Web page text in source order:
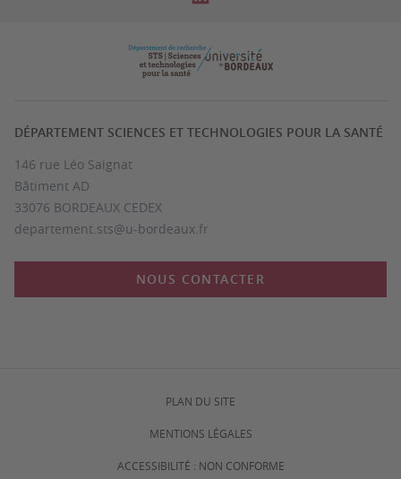
DÉPARTEMENT SCIENCES ET TECHNOLOGIES POUR LA SANTÉ
146 rue Léo Saignat
Bâtiment AD
33076 BORDEAUX CEDEX
departement.sts@u-bordeaux.fr
NOUS CONTACTER
PLAN DU SITE
MENTIONS LÉGALES
ACCESSIBILITÉ : NON CONFORME